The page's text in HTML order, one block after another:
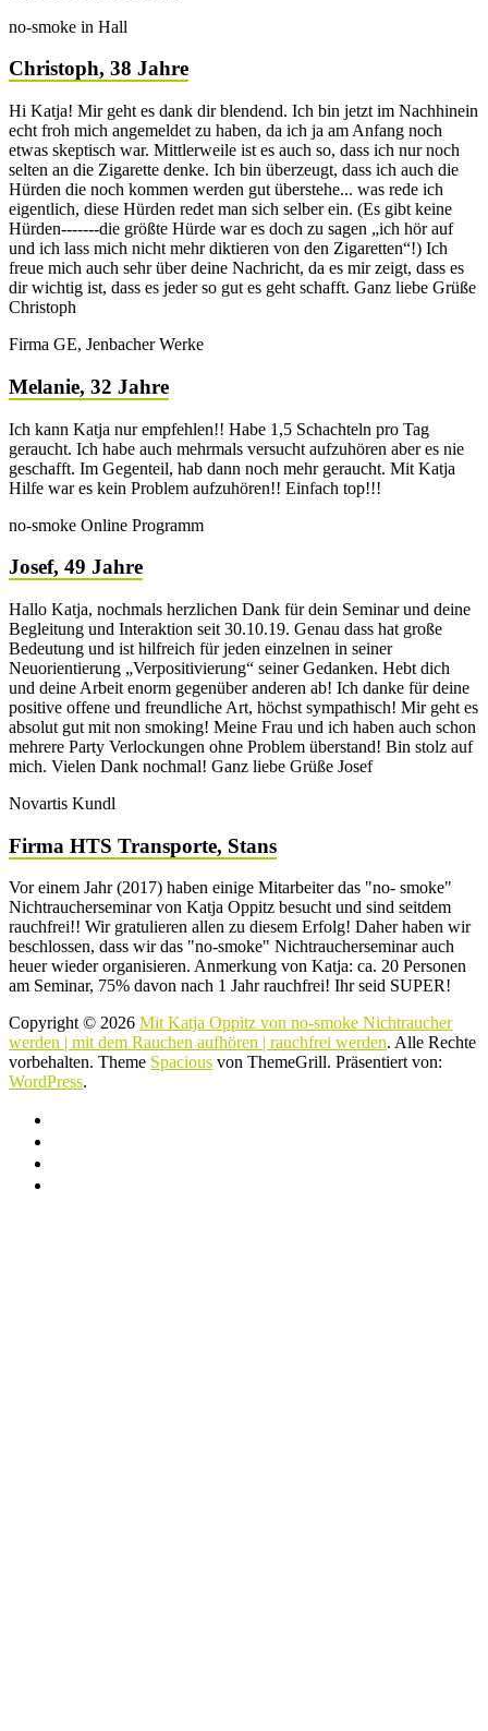
no-smoke in Hall
Christoph, 38 Jahre
Hi Katja! Mir geht es dank dir blendend. Ich bin jetzt im Nachhinein
echt froh mich angemeldet zu haben, da ich ja am Anfang noch
etwas skeptisch war. Mittlerweile ist es auch so, dass ich nur noch
selten an die Zigarette denke. Ich bin überzeugt, dass ich auch die
Hürden die noch kommen werden gut überstehe... was rede ich
eigentlich, diese Hürden redet man sich selber ein. (Es gibt keine
Hürden-------die größte Hürde war es doch zu sagen „ich hör auf
und ich lass mich nicht mehr diktieren von den Zigaretten“!) Ich
freue mich auch sehr über deine Nachricht, da es mir zeigt, dass es
dir wichtig ist, dass es jeder so gut es geht schafft. Ganz liebe Grüße
Christoph
Firma GE, Jenbacher Werke
Melanie, 32 Jahre
Ich kann Katja nur empfehlen!! Habe 1,5 Schachteln pro Tag
geraucht. Ich habe auch mehrmals versucht aufzuhören aber es nie
geschafft. Im Gegenteil, hab dann noch mehr geraucht. Mit Katja
Hilfe war es kein Problem aufzuhören!! Einfach top!!!
no-smoke Online Programm
Josef, 49 Jahre
Hallo Katja, nochmals herzlichen Dank für dein Seminar und deine
Begleitung und Interaktion seit 30.10.19. Genau dass hat große
Bedeutung und ist hilfreich für jeden einzelnen in seiner
Neuorientierung „Verpositivierung“ seiner Gedanken. Hebt dich
und deine Arbeit enorm gegenüber anderen ab! Ich danke für deine
positive offene und freundliche Art, höchst sympathisch! Mir geht es
absolut gut mit non smoking! Meine Frau und ich haben auch schon
mehrere Party Verlockungen ohne Problem überstand! Bin stolz auf
mich. Vielen Dank nochmal! Ganz liebe Grüße Josef
Novartis Kundl
Firma HTS Transporte, Stans
Vor einem Jahr (2017) haben einige Mitarbeiter das "no- smoke"
Nichtraucherseminar von Katja Oppitz besucht und sind seitdem
rauchfrei!! Wir gratulieren allen zu diesem Erfolg! Daher haben wir
beschlossen, dass wir das "no-smoke" Nichtraucherseminar auch
heuer wieder organisieren. Anmerkung von Katja: ca. 20 Personen
am Seminar, 75% davon nach 1 Jahr rauchfrei! Ihr seid SUPER!
Copyright © 2026 Mit Katja Oppitz von no-smoke Nichtraucher
werden | mit dem Rauchen aufhören | rauchfrei werden. Alle Rechte
vorbehalten. Theme Spacious von ThemeGrill. Präsentiert von:
WordPress.